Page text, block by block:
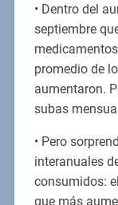
• Dentro del
septiembre
promedio de
aumentaron.
subas
• Pero
interanuales
consumidos:
que más